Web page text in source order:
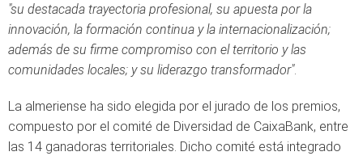
"su destacada trayectoria profesional, su apuesta por la
innovación, la formación continua y la internacionalización;
además de su firme compromiso con el territorio y las
comunidades locales; y su liderazgo transformador".
La almeriense ha sido elegida por el jurado de los premios,
compuesto por el comité de Diversidad de CaixaBank, entre
las 14 ganadoras territoriales. Dicho comité está integrado